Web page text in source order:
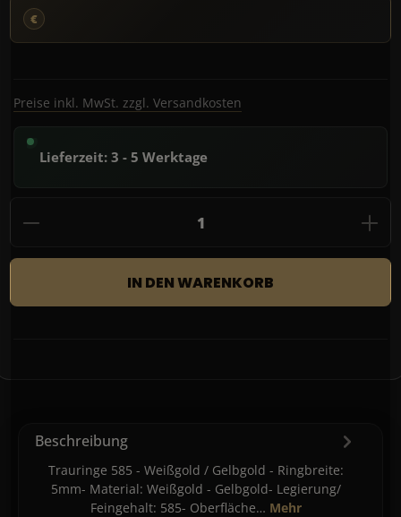
Preise inkl. MwSt. zzgl. Versandkosten
Lieferzeit: 3 - 5 Werktage
Produkt Anzahl: Gib den gewünschten
IN DEN WARENKORB
Beschreibung
Trauringe 585 - Weißgold / Gelbgold - Ringbreite:
5mm- Material: Weißgold - Gelbgold- Legierung/
Feingehalt: 585- Oberfläche… Mehr